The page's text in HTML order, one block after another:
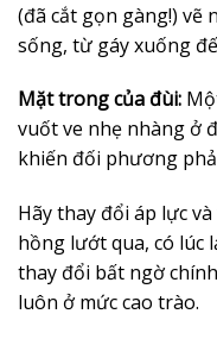
(đã cắt gọn gàng!)
sống, từ gáy xuống
Mặt trong của đùi:
vuốt ve nhẹ nhàng ở
khiến đối phương
Hãy thay đổi áp lực
hồng lướt qua, có lúc
thay đổi bất ngờ
luôn ở mức cao trào.